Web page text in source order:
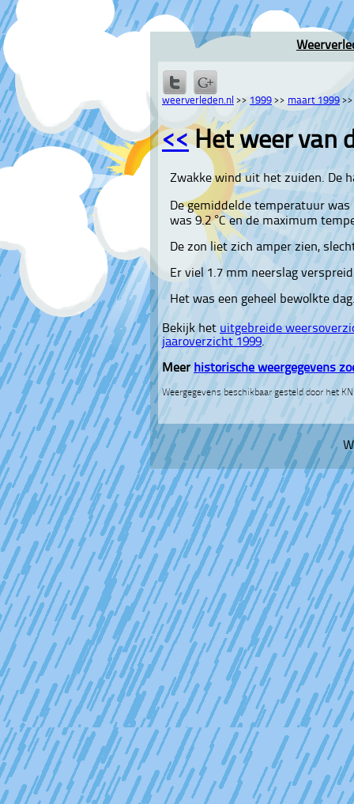
weerverleden.nl >> 1999 >> maart 1999
<<Het weer van
Zwakke wind uit het zuiden. De
De gemiddelde temperatuur was
was 9.2 °C en de maximum
De zon liet zich amper zien,
Er viel 1.7 mm neerslag
Het was een geheel bewolkte
Bekijk het uitgebreide
jaaroverzicht 1999.
Meer historische weergegevens
Weergegevens beschikbaar gesteld door het